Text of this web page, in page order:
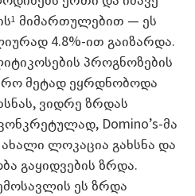
1 მიმართულებით — ეს
4.8%-ით გაიზარდა.
პროგნოზების
მეტად ეყრდნობოდა
ვიდრე ზრდას
Domino’s-მა
ლოკაცია გახსნა და
გაყიდვების ზრდა.
ეს ზრდა